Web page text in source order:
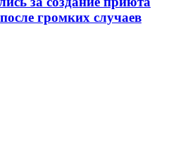
громких случаев